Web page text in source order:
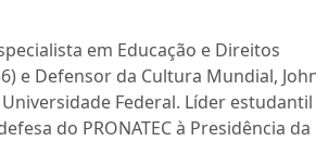
em Educação e Direitos
e Defensor da Cultura Mundial,
Federal. Líder
do PRONATEC à Presidência da